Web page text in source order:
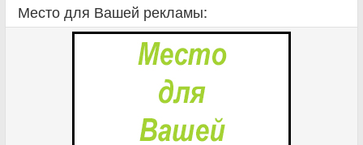
Место для Вашей рекламы: